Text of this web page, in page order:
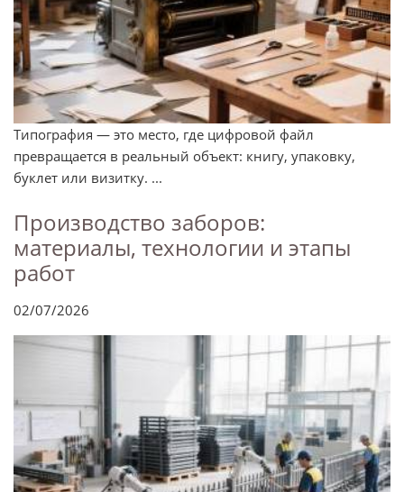
Типография — это место, где цифровой файл
превращается в реальный объект: книгу, упаковку,
буклет или визитку. ...
Производство заборов:
материалы, технологии и этапы
работ
02/07/2026